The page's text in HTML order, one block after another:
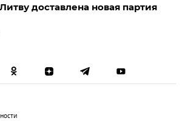
доставлена новая партия